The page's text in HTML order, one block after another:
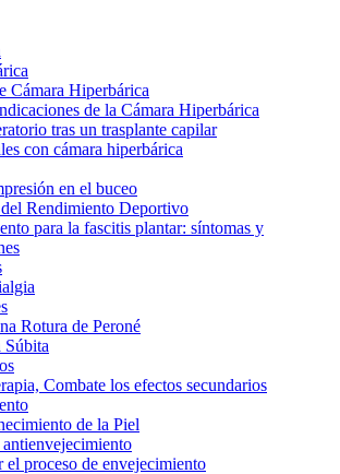
Cámara Hiperbárica
de la Cámara Hiperbárica
tras un trasplante capilar
con cámara hiperbárica
en el buceo
Rendimiento Deportivo
para la fascitis plantar: síntomas y
Rotura de Peroné
Súbita
Combate los efectos secundarios
de la Piel
el proceso de envejecimiento